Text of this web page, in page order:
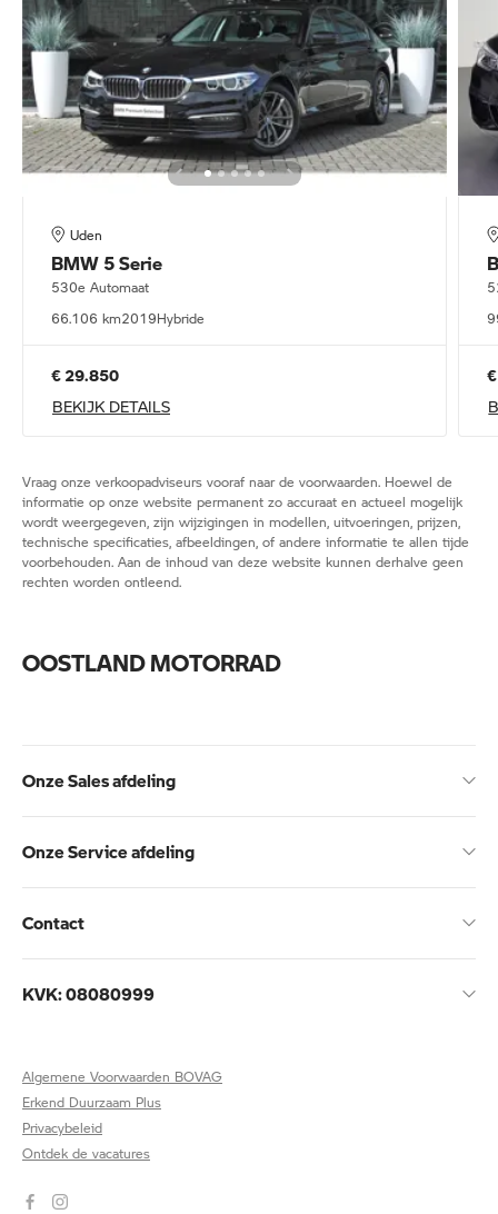
Uden
BMW 5 Serie
530e Automaat
66.106 km2019Hybride
€ 29.850
BEKIJK DETAILS
Vraag onze verkoopadviseurs vooraf naar de voorwaarden. Hoewel de
informatie op onze website permanent zo accuraat en actueel mogelijk
wordt weergegeven, zijn wijzigingen in modellen, uitvoeringen, prijzen,
technische specificaties, afbeeldingen, of andere informatie te allen tijde
voorbehouden. Aan de inhoud van deze website kunnen derhalve geen
rechten worden ontleend.
OOSTLAND MOTORRAD
Onze Sales afdeling
Onze Service afdeling
Contact
KVK: 08080999
Algemene Voorwaarden BOVAG
Erkend Duurzaam Plus
Privacybeleid
Ontdek de vacatures